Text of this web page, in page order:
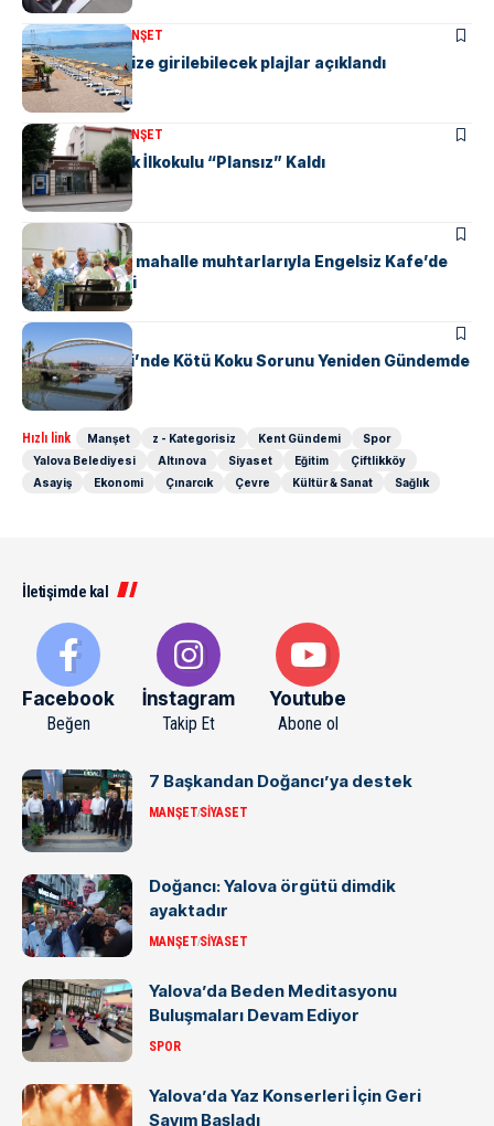
KENT GÜNDEMI MANŞET
Yalova’da denize girilebilecek plajlar açıklandı
KENT GÜNDEMIMANŞET
Yalova Atatürk İlkokulu “Plansız” Kaldı
KENT GÜNDEMI
Başkan Gürel, mahalle muhtarlarıyla Engelsiz Kafe’de
bir araya geldi
KENT GÜNDEMI
Safran Deresi’nde Kötü Koku Sorunu Yeniden Gündemde
Hızlı link Manşet z - Kategorisiz Kent Gündemi
Spor
Yalova Belediyesi
Altınova Siyaset Eğitim
Çiftlikköy
Asayiş
Ekonomi Çınarcık Çevre Kültür & Sanat Sağlık
İletişimde kal
Facebook
Beğen
İnstagram
Takip Et
Youtube
Abone ol
7 Başkandan Doğancı’ya destek
MANŞETSIYASET
Doğancı: Yalova örgütü dimdik
ayaktadır
MANŞETSIYASET
Yalova’da Beden Meditasyonu
Buluşmaları Devam Ediyor
SPOR
Yalova’da Yaz Konserleri İçin Geri
Sayım Başladı